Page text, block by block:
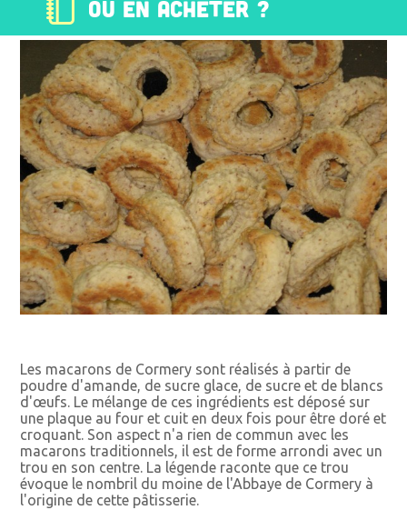
OÙ EN ACHETER ?
Les macarons de Cormery sont réalisés à partir de
poudre d'amande, de sucre glace, de sucre et de blancs
d'œufs. Le mélange de ces ingrédients est déposé sur
une plaque au four et cuit en deux fois pour être doré et
croquant. Son aspect n'a rien de commun avec les
macarons traditionnels, il est de forme arrondi avec un
trou en son centre. La légende raconte que ce trou
évoque le nombril du moine de l'Abbaye de Cormery à
l'origine de cette pâtisserie.